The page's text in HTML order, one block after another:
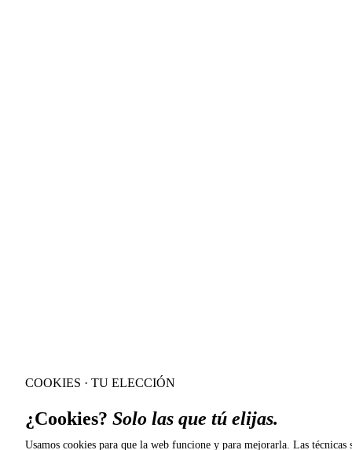
COOKIES · TU ELECCIÓN
¿Cookies? Solo las que tú elijas.
Usamos cookies para que la web funcione y para mejorarla. Las